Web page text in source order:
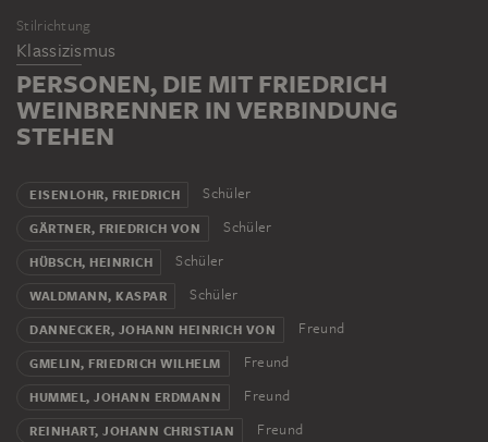
Stilrichtung
Klassizismus
PERSONEN, DIE MIT FRIEDRICH
WEINBRENNER IN VERBINDUNG
STEHEN
EISENLOHR, FRIEDRICH Schüler
GÄRTNER, FRIEDRICH VON Schüler
HÜBSCH, HEINRICH Schüler
WALDMANN, KASPAR Schüler
DANNECKER, JOHANN HEINRICH VON Freund
GMELIN, FRIEDRICH WILHELM Freund
HUMMEL, JOHANN ERDMANN Freund
REINHART, JOHANN CHRISTIAN Freund